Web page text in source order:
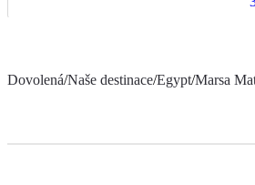
Dovolená/Naše destinace/Egypt/Marsa